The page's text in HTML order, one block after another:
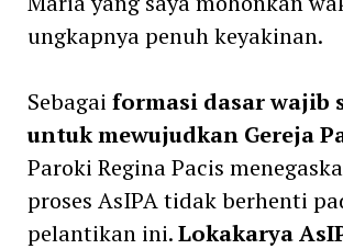
ungkapnya penuh keyakinan.
Sebagai formasi dasar wajib
untuk mewujudkan Gereja
Paroki Regina Pacis
proses AsIPA tidak berhenti
pelantikan ini.Lokakarya